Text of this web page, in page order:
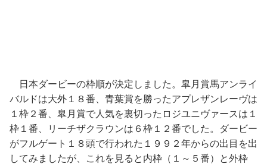
日本ダービーの枠順が決定しました。皐月賞馬アンライ
バルドは大外１８番、青葉賞を勝ったアプレザンレーヴは
１枠２番、皐月賞で人気を裏切ったロジユニヴァースは１
枠１番、リーチザクラウンは６枠１２番でした。ダービー
がフルゲート１８頭で行われた１９９２年からの出目を出
してみましたが、これを見ると内枠（１～５番）と外枠